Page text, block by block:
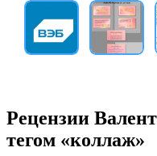
Рецензии
тегом «коллаж»